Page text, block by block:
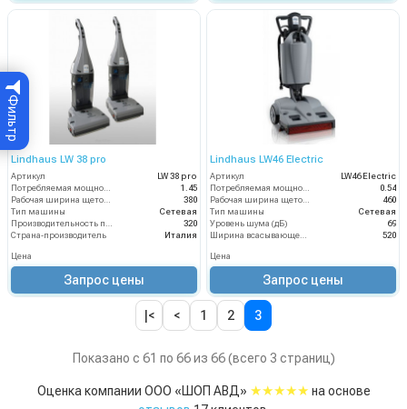
Фильтр
Lindhaus LW 38 pro
Артикул
LW 38 pro
Потребляемая мощность (кВт)
1.45
Рабочая ширина щеток (мм)
380
Тип машины
Сетевая
Производительность по площади (м2/ч)
320
Страна-производитель
Италия
Цена
Запрос цены
Lindhaus LW46 Electric
Артикул
LW46 Electric
Потребляемая мощность (кВт)
0.54
Рабочая ширина щеток (мм)
460
Тип машины
Сетевая
Уровень шума (дБ)
69
Ширина всасывающей балки (мм)
520
Цена
Запрос цены
|< < 1 2 3
Показано с 61 по 66 из 66 (всего 3 страниц)
Оценка компании ООО «ШОП АВД» ★★★★★ на основе